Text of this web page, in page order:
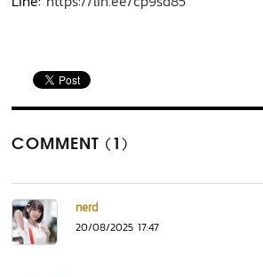
COMMENT (1)
nerd
20/08/2025 17:47